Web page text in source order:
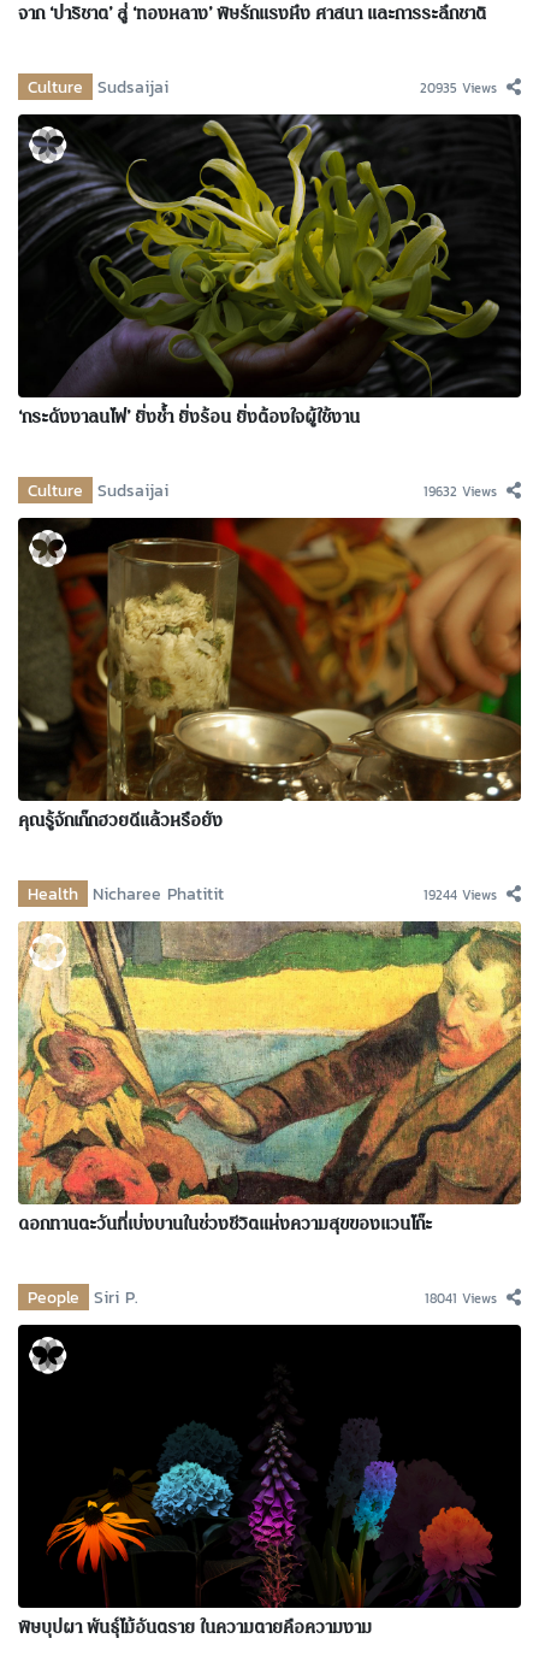
จาก ‘ปาริชาต’ สู่ ‘ทองหลาง’ พิษรักแรงหึง ศาสนา และการระลึกชาติ
Culture Sudsaijai 20935 Views
‘กระดังงาลนไฟ’ ยิ่งช้ำ ยิ่งร้อน ยิ่งต้องใจผู้ใช้งาน
Culture Sudsaijai 19632 Views
คุณรู้จักเก๊กฮวยดีแล้วหรือยัง
Health Nicharee Phatitit 19244 Views
ดอกทานตะวันที่เบ่งบานในช่วงชีวิตแห่งความสุขของแวนโก๊ะ
People Siri P. 18041 Views
พิษบุปผา พันธุ์ไม้อันตราย ในความตายคือความงาม